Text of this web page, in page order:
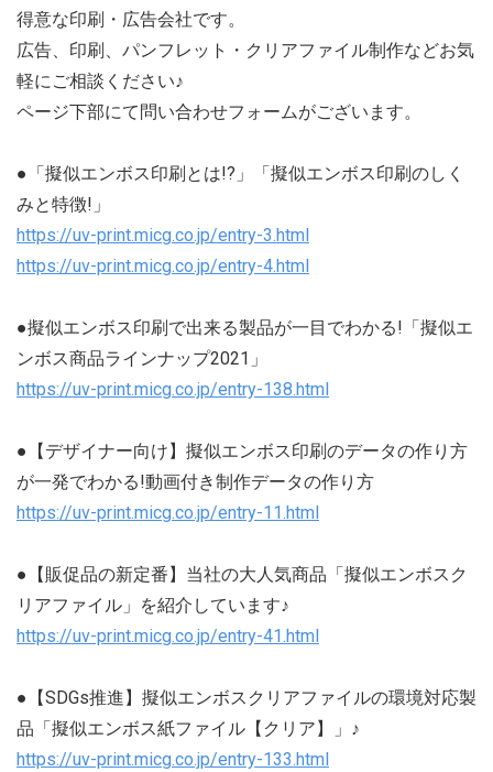
得意な印刷・広告会社です。
広告、印刷、パンフレット・クリアファイル制作などお気
軽にご相談ください♪
ページ下部にて問い合わせフォームがございます。
●「擬似エンボス印刷とは!?」「擬似エンボス印刷のしく
みと特徴!」
https://uv-print.micg.co.jp/entry-3.html
https://uv-print.micg.co.jp/entry-4.html
●擬似エンボス印刷で出来る製品が一目でわかる!「擬似エ
ンボス商品ラインナップ2021」
https://uv-print.micg.co.jp/entry-138.html
●【デザイナー向け】擬似エンボス印刷のデータの作り方
が一発でわかる!動画付き制作データの作り方
https://uv-print.micg.co.jp/entry-11.html
●【販促品の新定番】当社の大人気商品「擬似エンボスク
リアファイル」を紹介しています♪
https://uv-print.micg.co.jp/entry-41.html
●【SDGs推進】擬似エンボスクリアファイルの環境対応製
品「擬似エンボス紙ファイル【クリア】」♪
https://uv-print.micg.co.jp/entry-133.html